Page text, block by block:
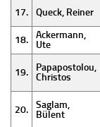
17. Queck, Reiner
18.
Ackermann,
Ute
19.
Papapostolou,
Christos
20.
Saglam,
Bülent